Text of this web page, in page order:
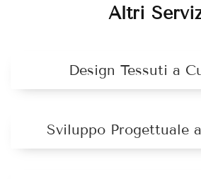
Altri
Design Tessuti a
Sviluppo Progettuale